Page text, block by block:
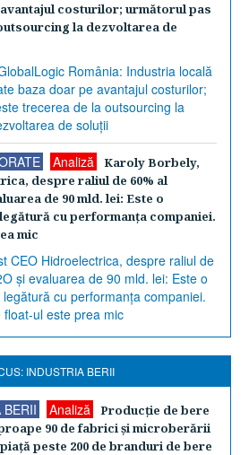
costurilor; următorul pas
la dezvoltarea de
Analiză
Karoly Borbely,
despre raliul de 60% al
de 90 mld. lei: Este o
cu performanţa companiei.
mic
INDUSTRIA BERII
BERII Analiză
Producţie de bere
90 de fabrici şi microberării
peste 200 de branduri de bere